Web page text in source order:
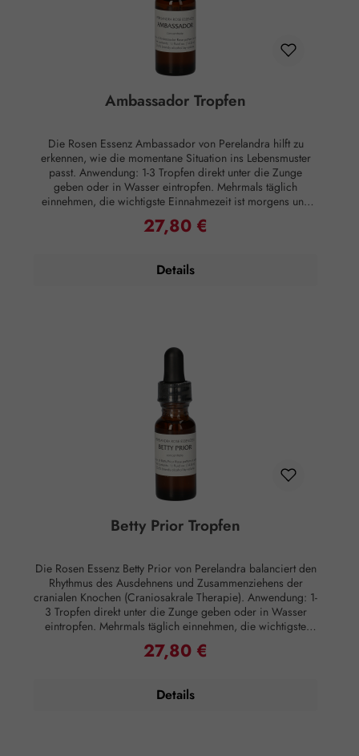
Ambassador Tropfen
Die Rosen Essenz Ambassador von Perelandra hilft zu
erkennen, wie die momentane Situation ins Lebensmuster
passt. Anwendung: 1-3 Tropfen direkt unter die Zunge
geben oder in Wasser eintropfen. Mehrmals täglich
einnehmen, die wichtigste Einnahmezeit ist morgens und
werden, indem man sie Lotionen oder Salben beimischt
Perelandra Essenz Ambassador. Hinweise: Alkoholgehalt:
klassisch wissenschaftlichen Maßstäben nachgewiesene
Wirkung auf Körper oder Psyche. Alle Aussagen beziehen
sich ausschließlich auf energetische Aspekte wie Aura,
Meridiane, Chakren etc.
Regulärer Preis:
27,80 €
Details
Betty Prior Tropfen
Die Rosen Essenz Betty Prior von Perelandra balanciert den
Rhythmus des Ausdehnens und Zusammenziehens der
cranialen Knochen (Craniosakrale Therapie). Anwendung: 1-
3 Tropfen direkt unter die Zunge geben oder in Wasser
eintropfen. Mehrmals täglich einnehmen, die wichtigste
Einnahmezeit ist morgens und abends. Essenzen können
auch äußerlich angewandt werden, indem man sie Lotionen
energetisiertes stilles Wasser, Perelandra Essenz Betty Prior.
Regulärer Preis:
27,80 €
Details